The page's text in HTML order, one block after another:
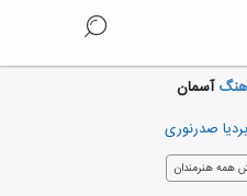
آهنگآسمان
بردیا صدرنوری
همه هنرمندان